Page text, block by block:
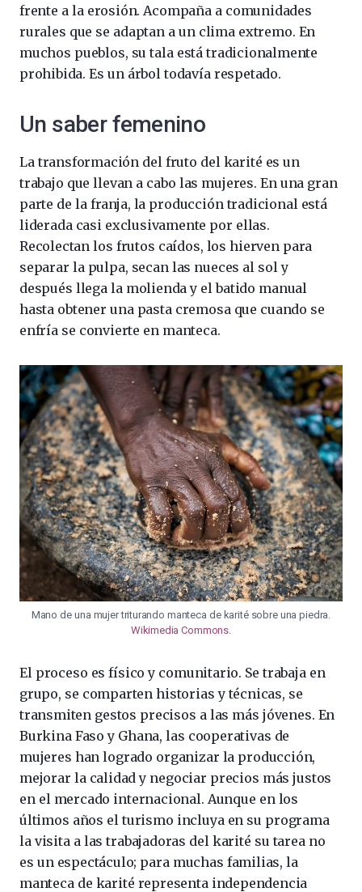
frente a la erosión. Acompaña a comunidades
rurales que se adaptan a un clima extremo. En
muchos pueblos, su tala está tradicionalmente
prohibida. Es un árbol todavía respetado.
Un saber femenino
La transformación del fruto del karité es un
trabajo que llevan a cabo las mujeres. En una gran
parte de la franja, la producción tradicional está
liderada casi exclusivamente por ellas.
Recolectan los frutos caídos, los hierven para
separar la pulpa, secan las nueces al sol y
después llega la molienda y el batido manual
hasta obtener una pasta cremosa que cuando se
enfría se convierte en manteca.
Mano de una mujer triturando manteca de karité sobre una piedra.
Wikimedia Commons
El proceso es físico y comunitario. Se trabaja en
grupo, se comparten historias y técnicas, se
transmiten gestos precisos a las más jóvenes. En
Burkina Faso y Ghana, las cooperativas de
mujeres han logrado organizar la producción,
mejorar la calidad y negociar precios más justos
en el mercado internacional. Aunque en los
últimos años el turismo incluya en su programa
la visita a las trabajadoras del karité su tarea no
es un espectáculo; para muchas familias, la
manteca de karité representa independencia